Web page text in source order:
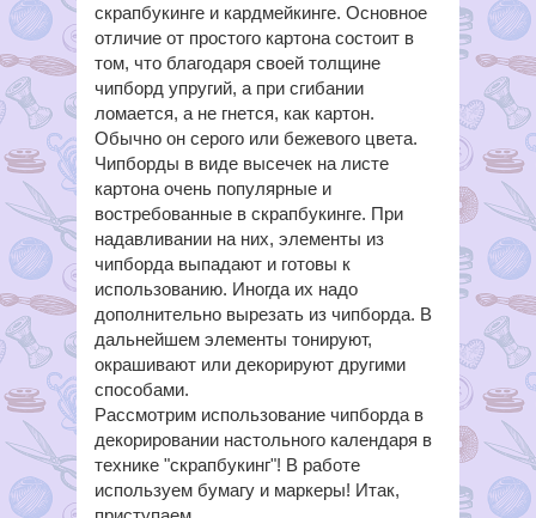
скрапбукинге и кардмейкинге. Основное
отличие от простого картона состоит в
том, что благодаря своей толщине
чипборд упругий, а при сгибании
ломается, а не гнется, как картон.
Обычно он серого или бежевого цвета.
Чипборды в виде высечек на листе
картона очень популярные и
востребованные в скрапбукинге. При
надавливании на них, элементы из
чипборда выпадают и готовы к
использованию. Иногда их надо
дополнительно вырезать из чипборда. В
дальнейшем элементы тонируют,
окрашивают или декорируют другими
способами.
Рассмотрим использование чипборда в
декорировании настольного календаря в
технике "скрапбукинг"! В работе
используем бумагу и маркеры! Итак,